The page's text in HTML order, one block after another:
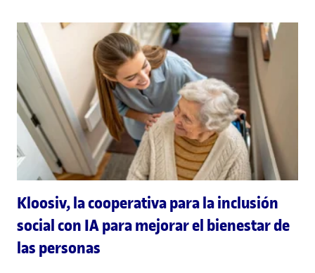
Kloosiv, la cooperativa para la inclusión
social con IA para mejorar el bienestar de
las personas